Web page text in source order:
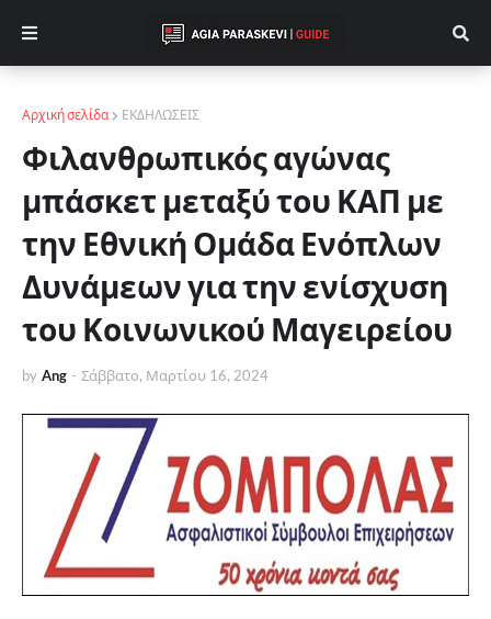
Αρχική σελίδα ΕΚΔΗΛΩΣΕΙΣ
Φιλανθρωπικός αγώνας
μπάσκετ μεταξύ του ΚΑΠ με
την Εθνική Ομάδα Ενόπλων
Δυνάμεων για την ενίσχυση
του Κοινωνικού Μαγειρείου
by Ang - Σάββατο, Μαρτίου 16, 2024